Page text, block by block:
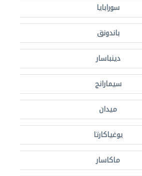
سورابايا
باندونق
دينباسار
سيمارانج
ميدان
يوغياكارتا
ماكاسار